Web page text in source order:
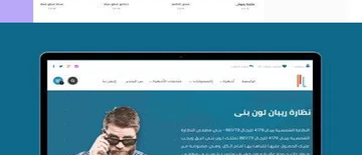
تصميم متجر اي كير